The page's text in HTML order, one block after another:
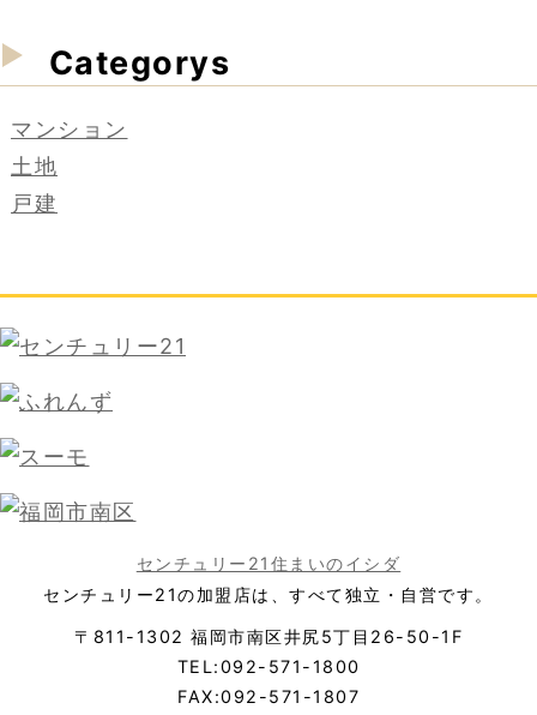
Categorys
マンション
土地
戸建
センチュリー21住まいのイシダ
センチュリー21の加盟店は、すべて独立・自営です。
〒811-1302 福岡市南区井尻5丁目26-50-1F
TEL:092-571-1800
FAX:092-571-1807